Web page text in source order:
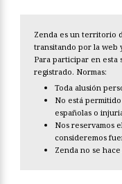
Zenda es un territorio
transitando por la web
Para participar en esta
registrado. Normas:
Toda alusión
No está
españolas o
Nos reservamos
consideremos
Zenda no se